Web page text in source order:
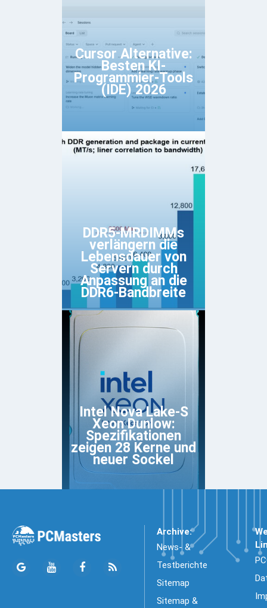
Cursor Alternative:
Besten KI-
Programmier-Tools
(IDE) 2026
DDR5-MRDIMMs
verlängern die
Lebensdauer von
Servern durch
Anpassung an die
DDR6-Bandbreite
Intel Nova Lake-S
Xeon Dunlow:
Spezifikationen
zeigen 28 Kerne und
neuer Sockel
Archive:
News- &
Testberichte
Sitemap
Sitemap &